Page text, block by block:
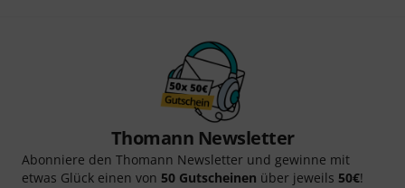
Thomann Newsletter
Abonniere den Thomann Newsletter und gewinne mit
etwas Glück einen von 50 Gutscheinen über jeweils 50€!